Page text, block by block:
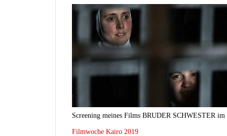
Screening meines Films BRUDER SCHWESTER im
Filmwoche Kairo 2019